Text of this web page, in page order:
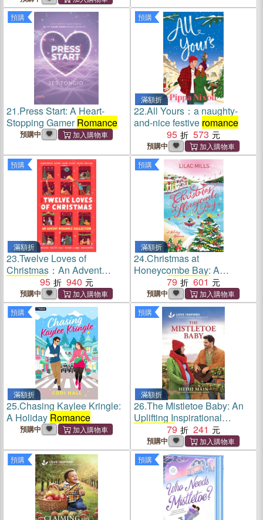
預購
21.Press Start: A Heart-
Stopping GamerRomance
預購中
預購
滿額折
22.All Yours：a naughty-
and-nice festive romance
95
573
預購中
預購
滿額折
23.Twelve Loves of
Christmas：An Advent
RomanceCollection
95 940
預購中
預購
滿額折
24.Christmas at
Honeycombe Bay: A
HolidayRomance
79 601
預購中
預購
滿額折
25.Chasing Kaylee Kringle:
A Holiday Romance
預購中
預購
滿額折
26.The Mistletoe Baby: An
Uplifting Inspirational
Romance
79 241
預購中
預購 預購